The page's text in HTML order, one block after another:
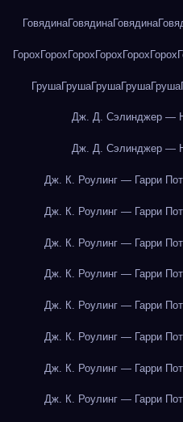
ГовядинаГовядинаГовядина
Горох Горох Горох Горох Горох Горох
ГрушаГрушаГрушаГрушаГруша
Дж. Д. Сэлинджер —
Дж. Д. Сэлинджер —
Дж. К. Роулинг — Гарри
Дж. К. Роулинг — Гарри
Дж. К. Роулинг — Гарри
Дж. К. Роулинг — Гарри
Дж. К. Роулинг — Гарри
Дж. К. Роулинг — Гарри
Дж. К. Роулинг — Гарри
Дж. К. Роулинг — Гарри